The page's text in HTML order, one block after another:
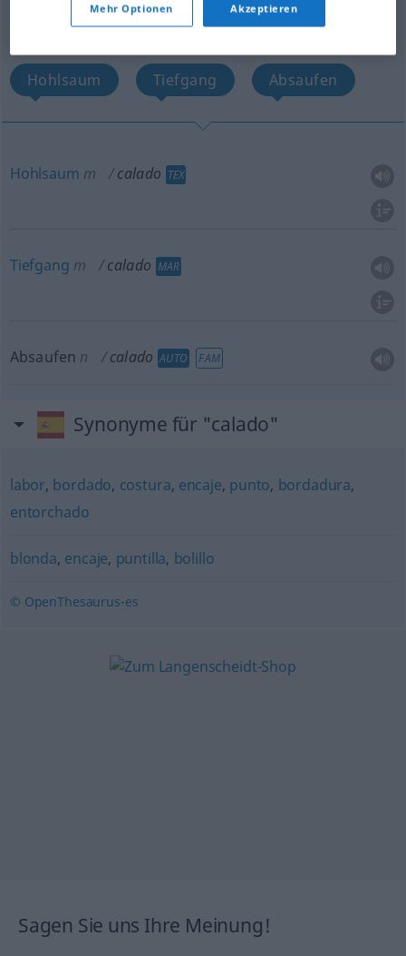
Übersicht aller Übersetzungen
Hohlsaum Tiefgang Absaufen
Hohlsaum m calado TEX
Tiefgang m calado MAR
Absaufen n calado AUTO FAM
Synonyme für "calado"
labor, bordado, costura, encaje, punto, bordadura,
entorchado
blonda, encaje, puntilla, bolillo
© OpenThesaurus-es
Sagen Sie uns Ihre Meinung!
Mehr Optionen Akzeptieren